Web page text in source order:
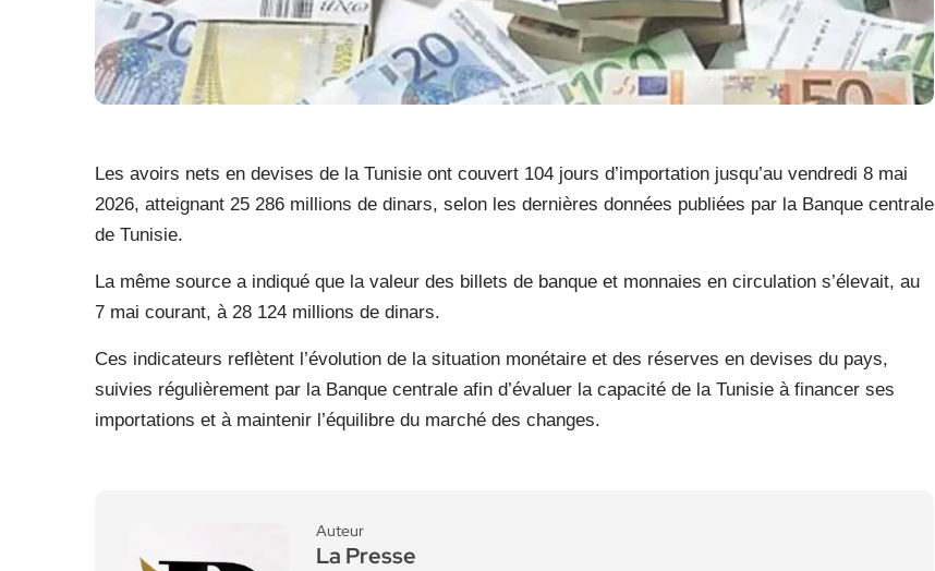
Les avoirs nets en devises de la Tunisie ont couvert 104 jours d’importation jusqu’au vendredi 8 mai
2026, atteignant 25 286 millions de dinars, selon les dernières données publiées par la Banque centrale
de Tunisie.
La même source a indiqué que la valeur des billets de banque et monnaies en circulation s’élevait, au
7 mai courant, à 28 124 millions de dinars.
Ces indicateurs reflètent l’évolution de la situation monétaire et des réserves en devises du pays,
suivies régulièrement par la Banque centrale afin d’évaluer la capacité de la Tunisie à financer ses
importations et à maintenir l’équilibre du marché des changes.
Auteur
La Presse